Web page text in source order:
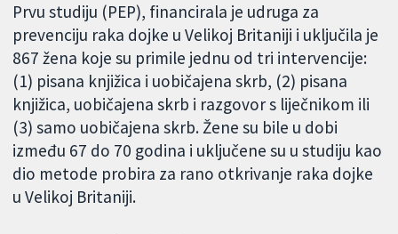
Prvu studiju (PEP), financirala je udruga za
prevenciju raka dojke u Velikoj Britaniji i uključila je
867 žena koje su primile jednu od tri intervencije:
(1) pisana knjižica i uobičajena skrb, (2) pisana
knjižica, uobičajena skrb i razgovor s liječnikom ili
(3) samo uobičajena skrb. Žene su bile u dobi
između 67 do 70 godina i uključene su u studiju kao
dio metode probira za rano otkrivanje raka dojke
u Velikoj Britaniji.